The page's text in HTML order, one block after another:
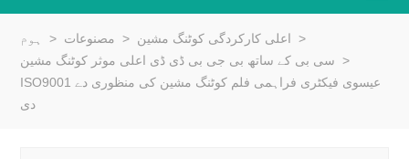
ہوم > مصنوعات > اعلی کارکردگی کوٹنگ مشین >
سی بی کے ساتھ بی جی بی ڈی ڈی اعلی موثر کوٹنگ مشین >
ISO9001 عیسوی فیکٹری فراہمی فلم کوٹنگ مشین کی منظوری دے
دی